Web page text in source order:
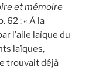
et mémoire
62 : « À la
l’aile laïque du
laïques,
trouvait déjà